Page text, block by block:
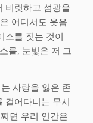
비릿하고 섬광을
어디서도 웃음
소를 짓는 것이
를, 눈빛은 저 그
사랑을 잃은 존
걸어다니는 무시
면 우리 인간은